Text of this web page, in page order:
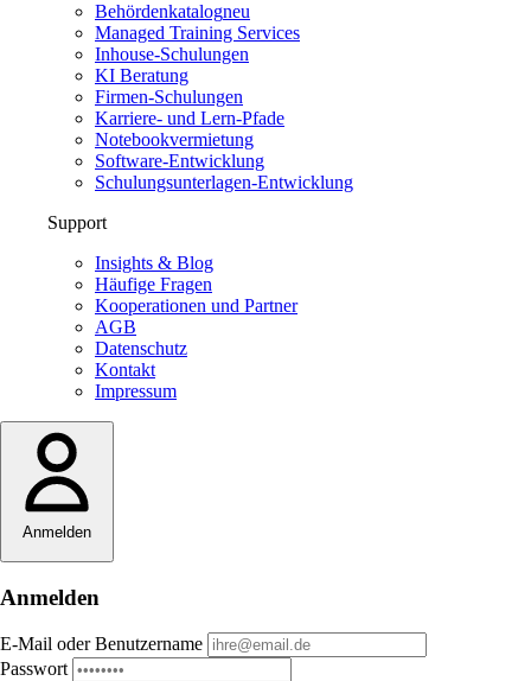
Behördenkatalogneu
Managed Training Services
Inhouse-Schulungen
KI Beratung
Firmen-Schulungen
Karriere- und Lern-Pfade
Notebookvermietung
Software-Entwicklung
Schulungsunterlagen-Entwicklung
Support
Insights & Blog
Häufige Fragen
Kooperationen und Partner
AGB
Datenschutz
Kontakt
Impressum
Anmelden
Anmelden
E-Mail oder Benutzername
Passwort